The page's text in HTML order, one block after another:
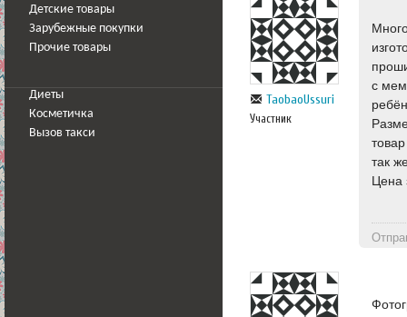
Детские товары
Зарубежные покупки
Прочие товары
Диеты
Косметичка
Вызов такси
TaobaoUssuri
Участник
с
так
Цена